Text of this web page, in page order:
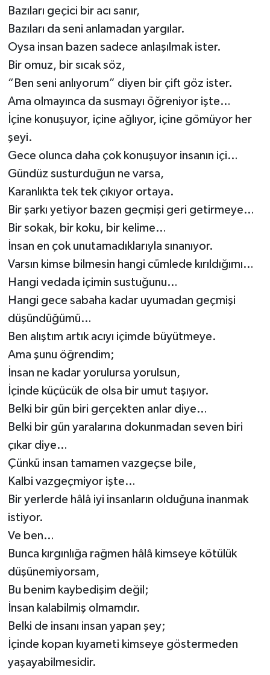
Bazıları geçici bir acı sanır,
Bazıları da seni anlamadan yargılar.
Oysa insan bazen sadece anlaşılmak ister.
Bir omuz, bir sıcak söz,
“Ben seni anlıyorum” diyen bir çift göz ister.
Ama olmayınca da susmayı öğreniyor işte…
İçine konuşuyor, içine ağlıyor, içine gömüyor her
şeyi.
Gece olunca daha çok konuşuyor insanın içi…
Gündüz susturduğun ne varsa,
Karanlıkta tek tek çıkıyor ortaya.
Bir şarkı yetiyor bazen geçmişi geri getirmeye…
Bir sokak, bir koku, bir kelime…
İnsan en çok unutamadıklarıyla sınanıyor.
Varsın kimse bilmesin hangi cümlede kırıldığımı…
Hangi vedada içimin sustuğunu…
Hangi gece sabaha kadar uyumadan geçmişi
düşündüğümü…
Ben alıştım artık acıyı içimde büyütmeye.
Ama şunu öğrendim;
İnsan ne kadar yorulursa yorulsun,
İçinde küçücük de olsa bir umut taşıyor.
Belki bir gün biri gerçekten anlar diye…
Belki bir gün yaralarına dokunmadan seven biri
çıkar diye…
Çünkü insan tamamen vazgeçse bile,
Kalbi vazgeçmiyor işte…
Bir yerlerde hâlâ iyi insanların olduğuna inanmak
istiyor.
Ve ben…
Bunca kırgınlığa rağmen hâlâ kimseye kötülük
düşünemiyorsam,
Bu benim kaybedişim değil;
İnsan kalabilmiş olmamdır.
Belki de insanı insan yapan şey;
İçinde kopan kıyameti kimseye göstermeden
yaşayabilmesidir.